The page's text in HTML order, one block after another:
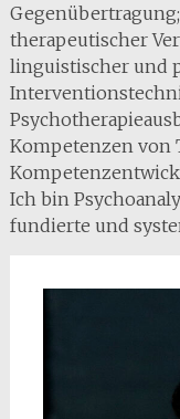
therapeutischer
linguistischer und
Kompetenzen von
Ich bin
fundierte und